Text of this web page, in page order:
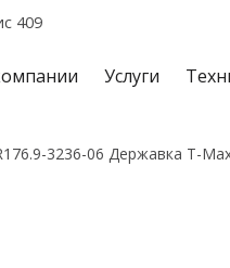
409
Услуги
3236-06 Державка T-